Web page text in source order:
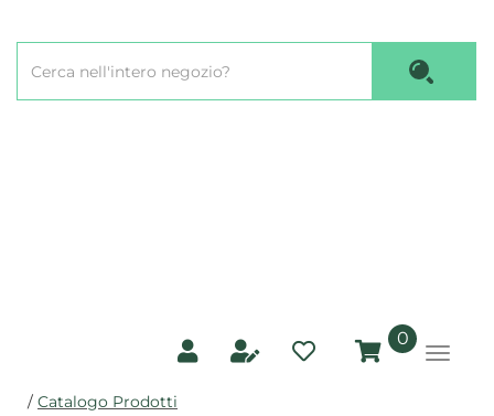
principale
Prodotto
0prodotti
inseriti
/ Catalogo Prodotti